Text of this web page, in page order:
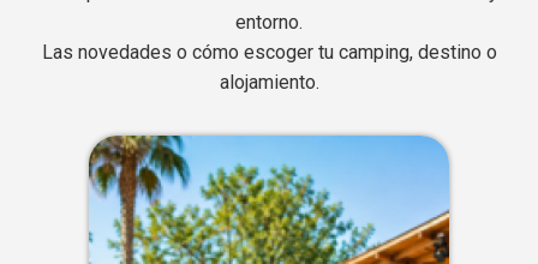
entorno.
Las novedades o cómo escoger tu camping, destino o
alojamiento.